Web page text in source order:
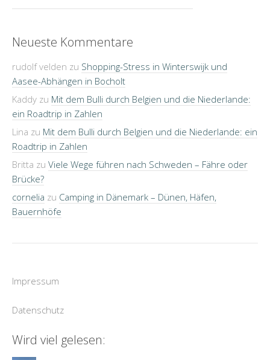
Neueste Kommentare
rudolf velden zu Shopping-Stress in Winterswijk und
Aasee-Abhängen in Bocholt
Kaddy zu Mit dem Bulli durch Belgien und die Niederlande:
ein Roadtrip in Zahlen
Lina zu Mit dem Bulli durch Belgien und die Niederlande: ein
Roadtrip in Zahlen
Britta zu Viele Wege führen nach Schweden – Fähre oder
Brücke?
cornelia zu Camping in Dänemark – Dünen, Häfen,
Bauernhöfe
Impressum
Datenschutz
Wird viel gelesen: